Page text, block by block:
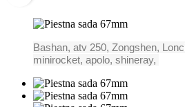
Bashan, atv 250, Zongshen,
minirocket, apolo, shineray,